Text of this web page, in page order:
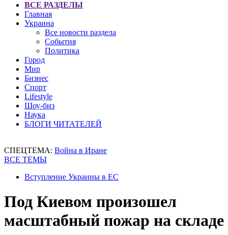
ВСЕ РАЗДЕЛЫ
Главная
Украина
Все новости раздела
События
Политика
Город
Мир
Бизнес
Спорт
Lifestyle
Шоу-биз
Наука
БЛОГИ ЧИТАТЕЛЕЙ
СПЕЦТЕМА: Война в Иране
ВСЕ ТЕМЫ
Вступление Украины в ЕС
Под Киевом произошел
масштабный пожар на складе